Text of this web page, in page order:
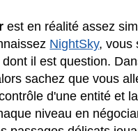
est en réalité assez
NightSky, vous
il est question.
sachez que vous
d'une entité et
niveau en